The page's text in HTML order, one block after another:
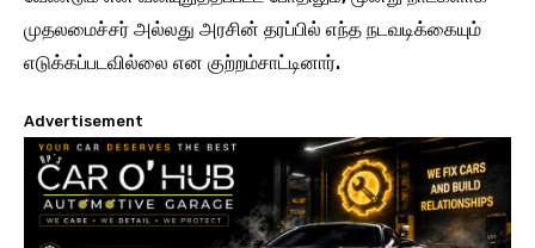
முதலமைச்சர் அல்லது அரசின் தரப்பில் எந்த நடவடிக்கையும்
எடுக்கப்படவில்லை என குற்றம்சாட்டினார்.
Advertisement